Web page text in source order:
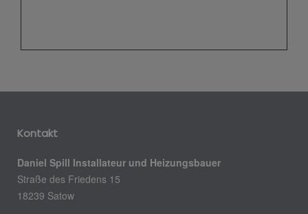
Kontakt
Daniel Spill Installateur und Heizungsbauer
Straße des Friedens 15
18239 Satow